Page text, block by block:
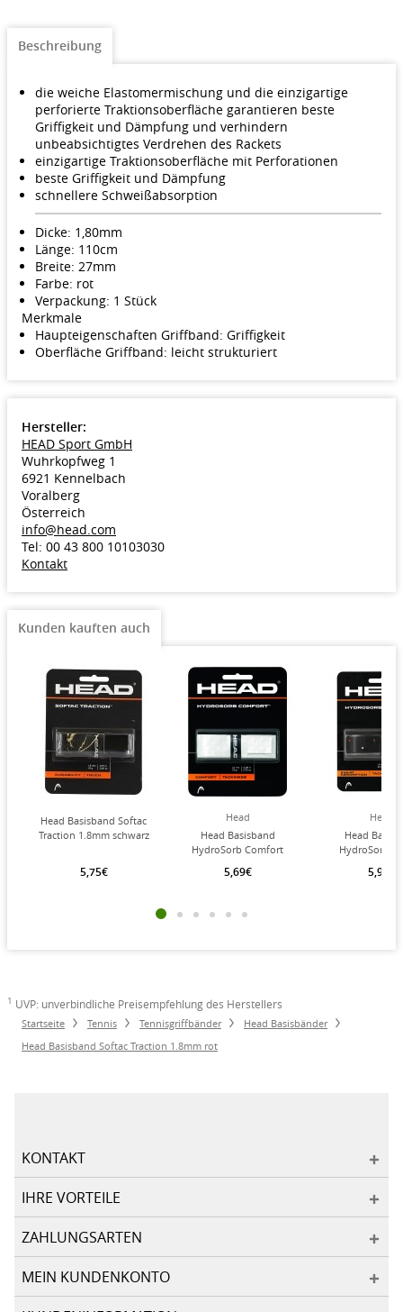
Beschreibung
die weiche Elastomermischung und die einzigartige
perforierte Traktionsoberfläche garantieren beste
Griffigkeit und Dämpfung und verhindern
unbeabsichtigtes Verdrehen des Rackets
einzigartige Traktionsoberfläche mit Perforationen
beste Griffigkeit und Dämpfung
schnellere Schweißabsorption
Dicke: 1,80mm
Länge: 110cm
Breite: 27mm
Farbe: rot
Verpackung: 1 Stück
Merkmale
Haupteigenschaften Griffband: Griffigkeit
Oberfläche Griffband: leicht strukturiert
Hersteller:
HEAD Sport GmbH
Wuhrkopfweg 1
6921 Kennelbach
Voralberg
Österreich
info@head.com
Tel: 00 43 800 10103030
Kontakt
Kunden kauften auch
Head Basisband Softac
Traction 1.8mm schwarz
5,75€
Head
Head Basisband
HydroSorb Comfort
2.1mm weiss
5,69€
Head
Head
HydroSorb
schwarz - 1
5,99€
1 UVP: unverbindliche Preisempfehlung des Herstellers
Startseite Tennis Tennisgriffbänder
Head Basisbänder
Head Basisband Softac Traction 1.8mm rot
KONTAKT
IHRE VORTEILE
ZAHLUNGSARTEN
MEIN KUNDENKONTO